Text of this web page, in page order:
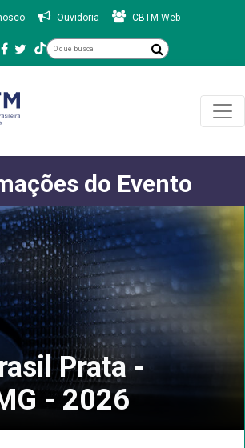
Ouvidoria CBTM Web
do Evento
Prata -
- 2026